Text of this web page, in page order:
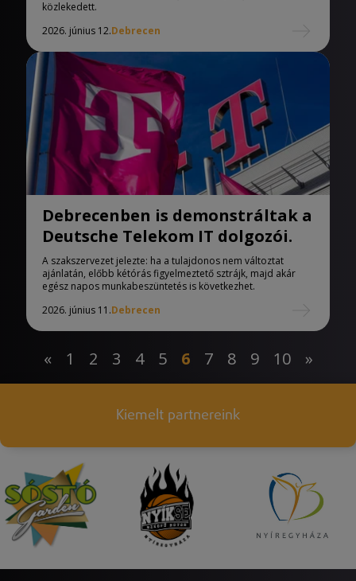
közlekedett.
2026. június 12.Debrecen
Debrecenben is demonstráltak a
Deutsche Telekom IT dolgozói.
A szakszervezet jelezte: ha a tulajdonos nem változtat
ajánlatán, előbb kétórás figyelmeztető sztrájk, majd akár
egész napos munkabeszüntetés is következhet.
2026. június 11.Debrecen
« 1 2 3 4 5 6 7 8 9 10 »
Kiemelt partnereink